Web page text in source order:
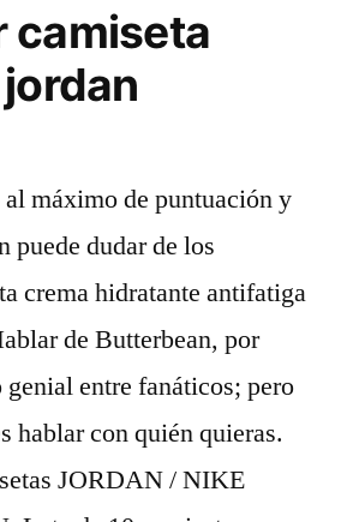
Yate,
camiseta
al máximo de puntuación y
puede dudar de los
crema hidratante antifatiga
de Butterbean, por
entre fanáticos; pero
hablar con quién quieras.
JORDAN / NIKE